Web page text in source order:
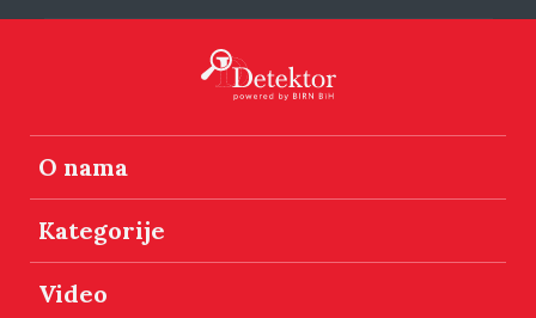
O nama
Kategorije
Video